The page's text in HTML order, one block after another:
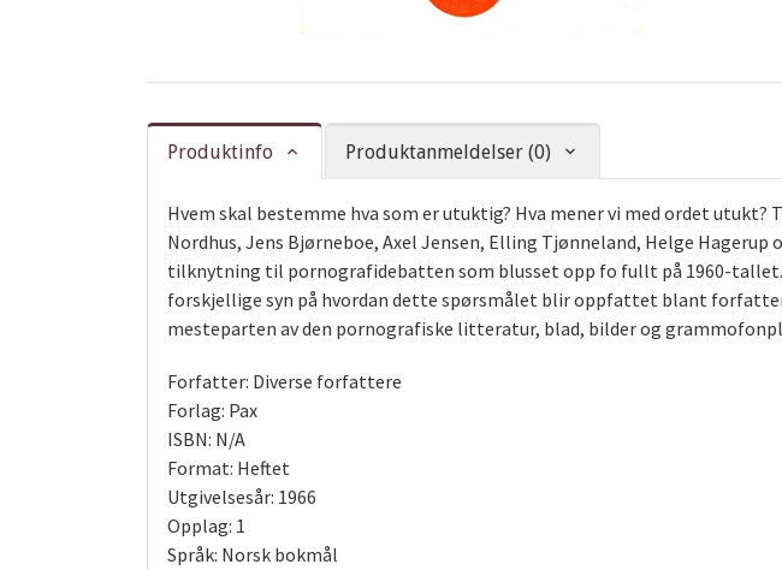
Produktinfo Produktanmeldelser (0)
Hvem skal bestemme hva som er utuktig? Hva mener vi med ordet
Nordhus, Jens Bjørneboe, Axel Jensen, Elling Tjønneland, Helge
tilknytning til pornografidebatten som blusset opp fo fullt på 1960-
forskjellige syn på hvordan dette spørsmålet blir oppfattet blant
mesteparten av den pornografiske litteratur, blad, bilder og
Forfatter: Diverse forfattere
Forlag: Pax
ISBN: N/A
Format: Heftet
Utgivelsesår: 1966
Opplag: 1
Språk: Norsk bokmål